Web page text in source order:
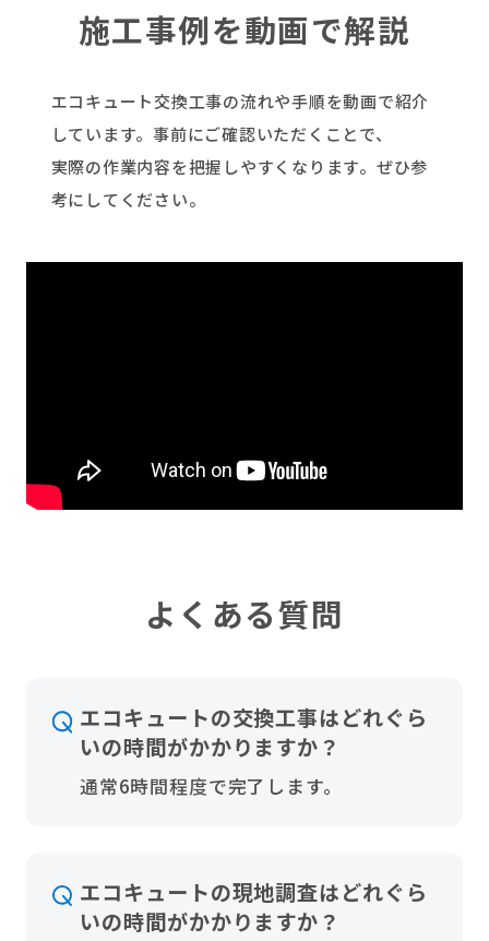
施工事例を動画で解説
エコキュート交換工事の流れや手順を動画で紹介
しています。事前にご確認いただくことで、
実際の作業内容を把握しやすくなります。ぜひ参
考にしてください。
よくある質問
エコキュートの交換工事はどれぐら
いの時間がかかりますか？
通常6時間程度で完了します。
エコキュートの現地調査はどれぐら
いの時間がかかりますか？